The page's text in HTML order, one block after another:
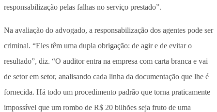
responsabilização pelas falhas no serviço prestado”.
Na avaliação do advogado, a responsabilização dos agentes pode ser
criminal. “Eles têm uma dupla obrigação: de agir e de evitar o
resultado”, diz. “O auditor entra na empresa com carta branca e vai
de setor em setor, analisando cada linha da documentação que lhe é
fornecida. Há todo um procedimento padrão que torna praticamente
impossível que um rombo de R$ 20 bilhões seja fruto de uma